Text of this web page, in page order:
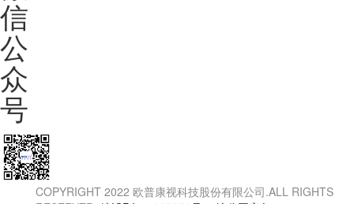
信
公
众
号
COPYRIGHT 2022 欧普康视科技股份有限公司.ALL RIGHTS